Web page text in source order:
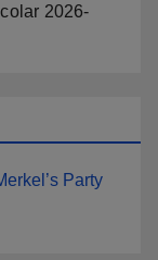
2026-
Party